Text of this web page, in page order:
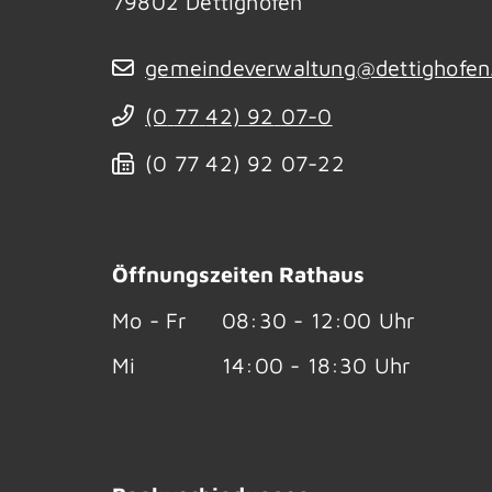
(0 77 42) 92 07-0
(0 77 42) 92 07-22
Öffnungszeiten Rathaus
Mo - Fr
08:30 - 12:00 Uhr
Mi
14:00 - 18:30 Uhr